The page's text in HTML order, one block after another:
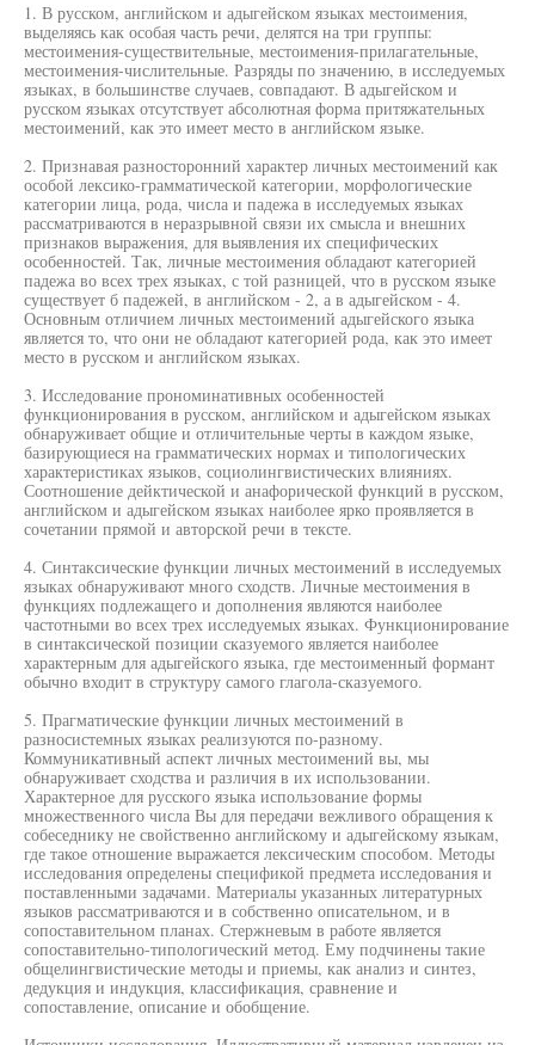
1. В русском, английском и адыгейском языках местоимения,
выделяясь как особая часть речи, делятся на три группы:
местоимения-существительные, местоимения-прилагательные,
местоимения-числительные. Разряды по значению, в исследуемых
языках, в большинстве случаев, совпадают. В адыгейском и
русском языках отсутствует абсолютная форма притяжательных
местоимений, как это имеет место в английском языке.
2. Признавая разносторонний характер личных местоимений как
особой лексико-грамматической категории, морфологические
категории лица, рода, числа и падежа в исследуемых языках
рассматриваются в неразрывной связи их смысла и внешних
признаков выражения, для выявления их специфических
особенностей. Так, личные местоимения обладают категорией
падежа во всех трех языках, с той разницей, что в русском языке
существует б падежей, в английском - 2, а в адыгейском - 4.
Основным отличием личных местоимений адыгейского языка
является то, что они не обладают категорией рода, как это имеет
место в русском и английском языках.
3. Исследование прономинативных особенностей
функционирования в русском, английском и адыгейском языках
обнаруживает общие и отличительные черты в каждом языке,
базирующиеся на грамматических нормах и типологических
характеристиках языков, социолингвистических влияниях.
Соотношение дейктической и анафорической функций в русском,
английском и адыгейском языках наиболее ярко проявляется в
сочетании прямой и авторской речи в тексте.
4. Синтаксические функции личных местоимений в исследуемых
языках обнаруживают много сходств. Личные местоимения в
функциях подлежащего и дополнения являются наиболее
частотными во всех трех исследуемых языках. Функционирование
в синтаксической позиции сказуемого является наиболее
характерным для адыгейского языка, где местоименный формант
обычно входит в структуру самого глагола-сказуемого.
5. Прагматические функции личных местоимений в
разносистемных языках реализуются по-разному.
Коммуникативный аспект личных местоимений вы, мы
обнаруживает сходства и различия в их использовании.
Характерное для русского языка использование формы
множественного числа Вы для передачи вежливого обращения к
собеседнику не свойственно английскому и адыгейскому языкам,
где такое отношение выражается лексическим способом. Методы
исследования определены спецификой предмета исследования и
поставленными задачами. Материалы указанных литературных
языков рассматриваются и в собственно описательном, и в
сопоставительном планах. Стержневым в работе является
сопоставительно-типологический метод. Ему подчинены такие
общелингвистические методы и приемы, как анализ и синтез,
дедукция и индукция, классификация, сравнение и
сопоставление, описание и обобщение.